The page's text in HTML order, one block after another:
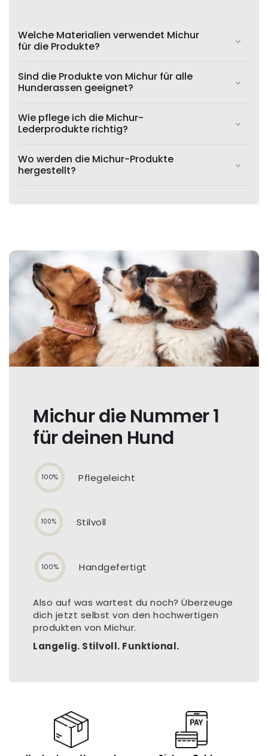
Welche Materialien verwendet Michur
für die Produkte?
Sind die Produkte von Michur für alle
Hunderassen geeignet?
Wie pflege ich die Michur-
Lederprodukte richtig?
Wo werden die Michur-Produkte
hergestellt?
Michur die Nummer 1
für deinen Hund
100% Pflegeleicht
100% Stilvoll
100% Handgefertigt
Also auf was wartest du noch? Überzeuge
dich jetzt selbst von den hochwertigen
produkten von Michur.
Langelig. Stilvoll. Funktional.